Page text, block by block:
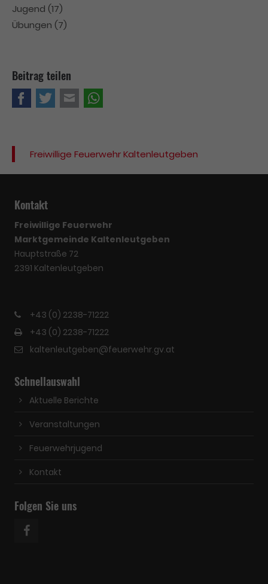
Jugend (17)
Übungen (7)
Beitrag teilen
Facebook
Twitter E-mail
Freiwillige Feuerwehr Kaltenleutgeben
Kontakt
Freiwillige Feuerwehr
Marktgemeinde Kaltenleutgeben
Hauptstraße 72
2391 Kaltenleutgeben
+43 (0) 2238-71222
+43 (0) 2238-71222
kaltenleutgeben@feuerwehr.gv.at
Schnellauswahl
Aktuelle Berichte
Veranstaltungen
Feuerwehrjugend
Kontakt
Folgen Sie uns